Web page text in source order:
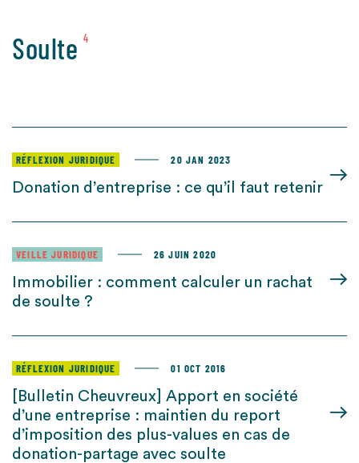
Soulte 4
RÉFLEXION JURIDIQUE 20 JAN 2023
Donation d’entreprise : ce qu’il faut retenir
VEILLE JURIDIQUE 26 JUIN 2020
Immobilier : comment calculer un rachat
de soulte ?
RÉFLEXION JURIDIQUE 01 OCT 2016
[Bulletin Cheuvreux] Apport en société
d’une entreprise : maintien du report
d’imposition des plus-values en cas de
donation-partage avec soulte